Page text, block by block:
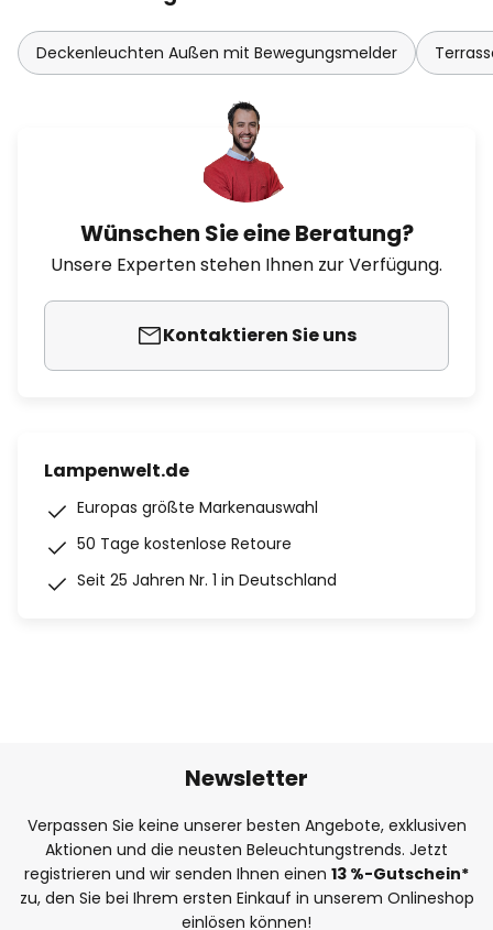
Deckenleuchten Außen mit Bewegungsmelder
Wünschen Sie eine Beratung?
Unsere Experten stehen Ihnen zur Verfügung.
Kontaktieren Sie uns
Lampenwelt.de
Europas größte Markenauswahl
50 Tage kostenlose Retoure
Seit 25 Jahren Nr. 1 in Deutschland
Newsletter
Verpassen Sie keine unserer besten Angebote, exklusiven
Aktionen und die neusten Beleuchtungstrends. Jetzt
registrieren und wir senden Ihnen einen 13 %-Gutschein*
zu, den Sie bei Ihrem ersten Einkauf in unserem Onlineshop
einlösen können!